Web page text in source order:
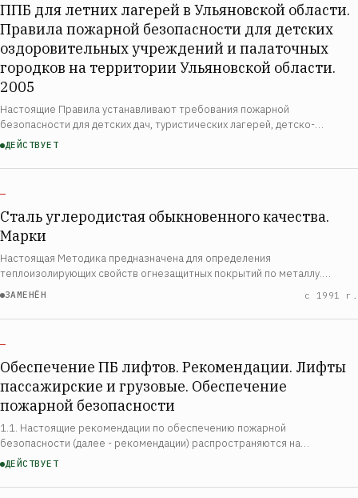
ППБ для летних лагерей в Ульяновской области.
Правила пожарной безопасности для детских
оздоровительных учреждений и палаточных
городков на территории Ульяновской области.
2005
Настоящие Правила устанавливают требования пожарной
безопасности для детских дач, туристических лагерей, детско-
юношеских спортивных школ, лагерей труда и отдыха и других детских
ДЕЙСТВУЕТ
—
Сталь углеродистая обыкновенного качества.
Марки
Настоящая Методика предназначена для определения
теплоизолирующих свойств огнезащитных покрытий по металлу.
Методика применяется в качестве сравнительного метода оценки
ЗАМЕНЁН с 1991 г.
—
Обеспечение ПБ лифтов. Рекомендации. Лифты
пассажирские и грузовые. Обеспечение
пожарной безопасности
1.1. Настоящие рекомендации по обеспечению пожарной
безопасности (далее - рекомендации) распространяются на
электрические и гидравлические пассажирские и грузовые лифтовые
ДЕЙСТВУЕТ